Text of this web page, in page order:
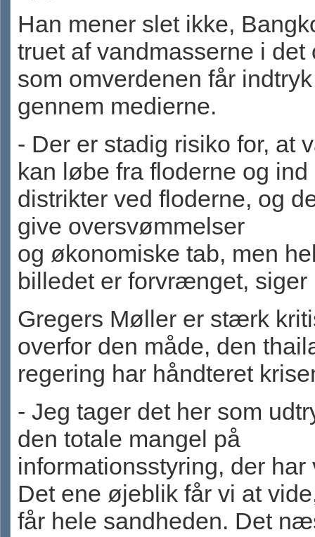
Han mener slet ikke,
truet af vandmasserne i det
som omverdenen får
gennem medierne.
- Der er stadig risiko for, at
kan løbe fra floderne og ind
distrikter ved floderne, og
give oversvømmelser
og økonomiske tab, men
billedet er forvrænget, siger
Gregers Møller er stærk
overfor den måde, den
regering har håndteret
- Jeg tager det her som
den totale mangel på
informationsstyring, der
Det ene øjeblik får vi at
får hele sandheden. Det